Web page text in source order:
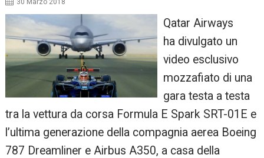
Qatar Airways
ha divulgato un
video esclusivo
mozzafiato di una
gara testa a testa
tra la vettura da corsa Formula E Spark SRT-01E e
l’ultima generazione della compagnia aerea Boeing
787 Dreamliner e Airbus A350, a casa della